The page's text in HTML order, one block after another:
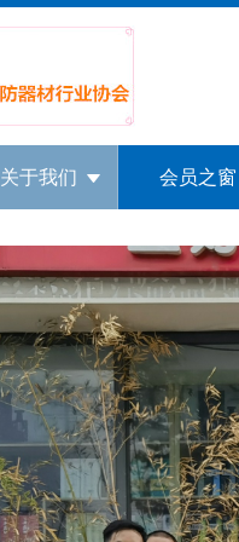
关于我们 会员之窗